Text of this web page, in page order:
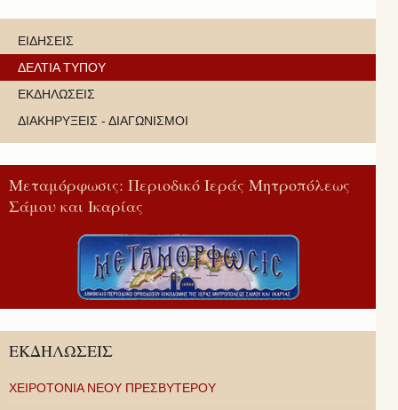
ΕΙΔΗΣΕΙΣ
ΔΕΛΤΙΑ ΤΥΠΟΥ
ΕΚΔΗΛΩΣΕΙΣ
ΔΙΑΚΗΡΥΞΕΙΣ - ΔΙΑΓΩΝΙΣΜΟΙ
Μεταμόρφωσις: Περιοδικό Ιεράς Μητροπόλεως
Σάμου και Ικαρίας
ΕΚΔΗΛΩΣΕΙΣ
ΧΕΙΡΟΤΟΝΙΑ ΝΕΟΥ ΠΡΕΣΒΥΤΕΡΟΥ